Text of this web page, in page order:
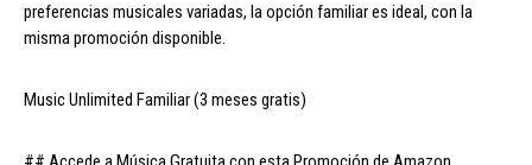
preferencias musicales variadas, la opción familiar es ideal, con la
misma promoción disponible.
Music Unlimited Familiar (3 meses gratis)